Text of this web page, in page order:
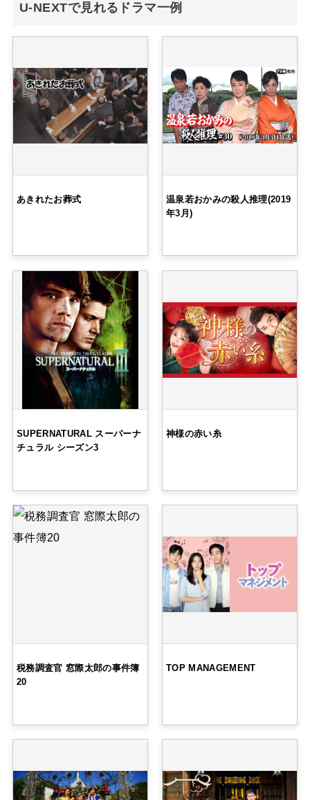
U-NEXTで見れるドラマ一例
あきれたお葬式
温泉若おかみの殺人推理(2019
年3月)
SUPERNATURAL スーパーナ
チュラル シーズン3
神様の赤い糸
税務調査官 窓際太郎の事件簿
20
TOP MANAGEMENT